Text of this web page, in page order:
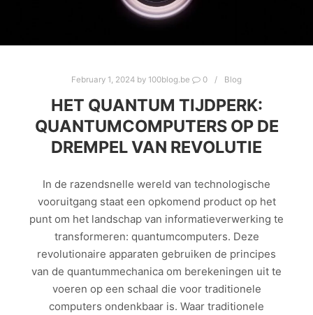
February 1, 2024 by 100blog.be 0 Blog
HET QUANTUM TIJDPERK:
QUANTUMCOMPUTERS OP DE
DREMPEL VAN REVOLUTIE
In de razendsnelle wereld van technologische
vooruitgang staat een opkomend product op het
punt om het landschap van informatieverwerking te
transformeren: quantumcomputers. Deze
revolutionaire apparaten gebruiken de principes
van de quantummechanica om berekeningen uit te
voeren op een schaal die voor traditionele
computers ondenkbaar is. Waar traditionele